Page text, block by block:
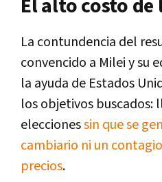
El alto costo
La contundencia del
convencido a Milei y su
la ayuda de Estados
los objetivos buscados:
eleccionessin que se
cambiario ni un
precios.